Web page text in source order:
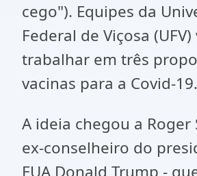
cego"). Equipes da
Federal de Viçosa (UFV)
trabalhar em três
vacinas para a Covid-19.
A ideia chegou a Roger
ex-conselheiro do
EUA Donald Trump -